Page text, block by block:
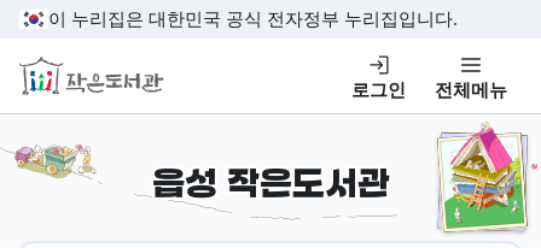
본문 바로가기
이 누리집은 대한민국 공식 전자정부 누리집입니다.
작은도서관
로그인 전체메뉴
읍성 작은도서관